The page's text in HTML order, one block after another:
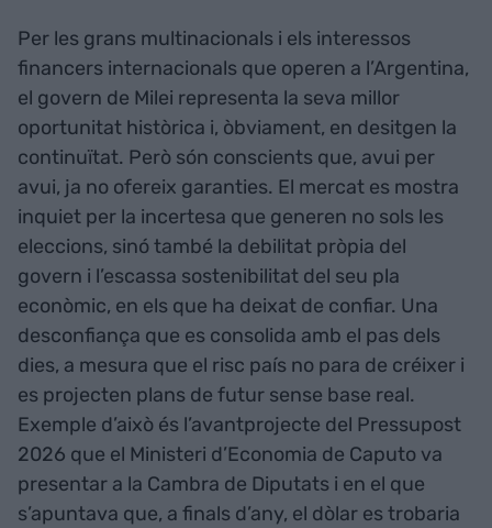
Per les grans multinacionals i els interessos
financers internacionals que operen a l’Argentina,
el govern de Milei representa la seva millor
oportunitat històrica i, òbviament, en desitgen la
continuïtat. Però són conscients que, avui per
avui, ja no ofereix garanties. El mercat es mostra
inquiet per la incertesa que generen no sols les
eleccions, sinó també la debilitat pròpia del
govern i l’escassa sostenibilitat del seu pla
econòmic, en els que ha deixat de confiar. Una
desconfiança que es consolida amb el pas dels
dies, a mesura que el risc país no para de créixer i
es projecten plans de futur sense base real.
Exemple d’això és l’avantprojecte del Pressupost
2026 que el Ministeri d’Economia de Caputo va
presentar a la Cambra de Diputats i en el que
s’apuntava que, a finals d’any, el dòlar es trobaria